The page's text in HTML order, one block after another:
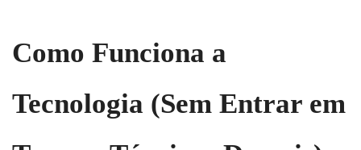
Como Funciona a
Tecnologia (Sem Entrar em